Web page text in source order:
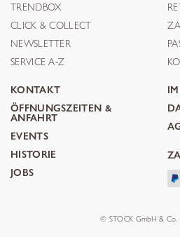
TRENDBOX
CLICK & COLLECT
NEWSLETTER
SERVICE A-Z
KONTAKT
ÖFFNUNGSZEITEN &
ANFAHRT
EVENTS
HISTORIE
JOBS
© STOCK GmbH & Co.